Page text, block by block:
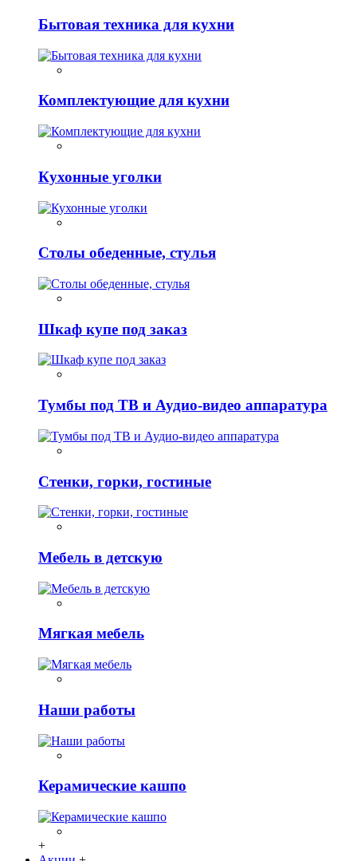
Бытовая техника для кухни
Комплектующие для кухни
Кухонные уголки
Столы обеденные, стулья
Шкаф купе под заказ
Тумбы под ТВ и Аудио-видео аппаратура
Стенки, горки, гостиные
Мебель в детскую
Мягкая мебель
Наши работы
Керамические кашпо
+